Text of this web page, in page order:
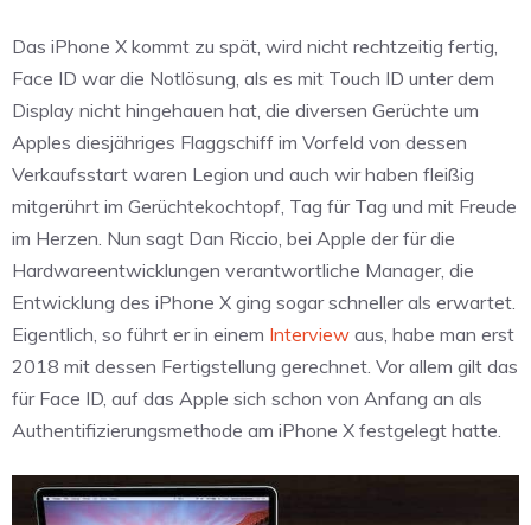
Das iPhone X kommt zu spät, wird nicht rechtzeitig fertig,
Face ID war die Notlösung, als es mit Touch ID unter dem
Display nicht hingehauen hat, die diversen Gerüchte um
Apples diesjähriges Flaggschiff im Vorfeld von dessen
Verkaufsstart waren Legion und auch wir haben fleißig
mitgerührt im Gerüchtekochtopf, Tag für Tag und mit Freude
im Herzen. Nun sagt Dan Riccio, bei Apple der für die
Hardwareentwicklungen verantwortliche Manager, die
Entwicklung des iPhone X ging sogar schneller als erwartet.
Eigentlich, so führt er in einem Interview aus, habe man erst
2018 mit dessen Fertigstellung gerechnet. Vor allem gilt das
für Face ID, auf das Apple sich schon von Anfang an als
Authentifizierungsmethode am iPhone X festgelegt hatte.